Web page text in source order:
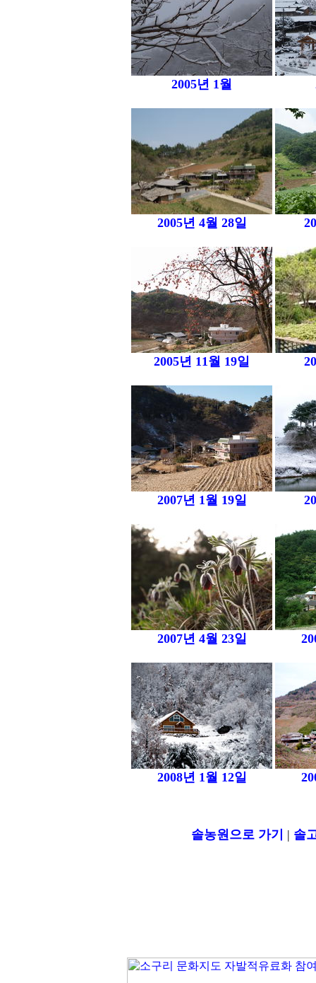
2005년 1월
2005년 4월 28일
2005년 11월 19일
2007년 1월 19일
2007년 4월 23일
2008년 1월 12일
솔농원으로 가기 | 솔